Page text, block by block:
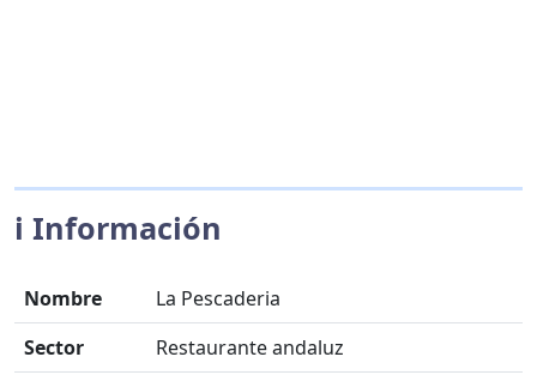
ℹ️ Información
Nombre
La Pescaderia
Sector
Restaurante andaluz